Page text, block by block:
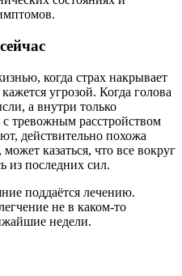
когда страх накрывает
угрозой. Когда голова
а внутри только
тревожным расстройством
действительно похожа
казаться, что все вокруг
из последних сил.
поддаётся лечению.
не в каком‑то
недели.